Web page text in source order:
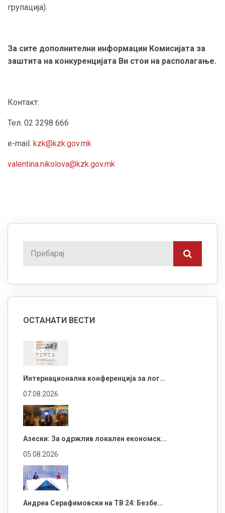
групација).
За сите дополнителни информации Комисијата за
заштита на конкуренцијата Ви стои на располагање.
Контакт:
Тел. 02 3298 666
e-mail: kzk@kzk.gov.mk
valentina.nikolova@kzk.gov.mk
ОСТАНАТИ ВЕСТИ
Интернационална конференција за лог...
07.08.2026
Азески: За одржлив локален економск...
05.08.2026
Андреа Серафимовски на ТВ 24: Безбе...